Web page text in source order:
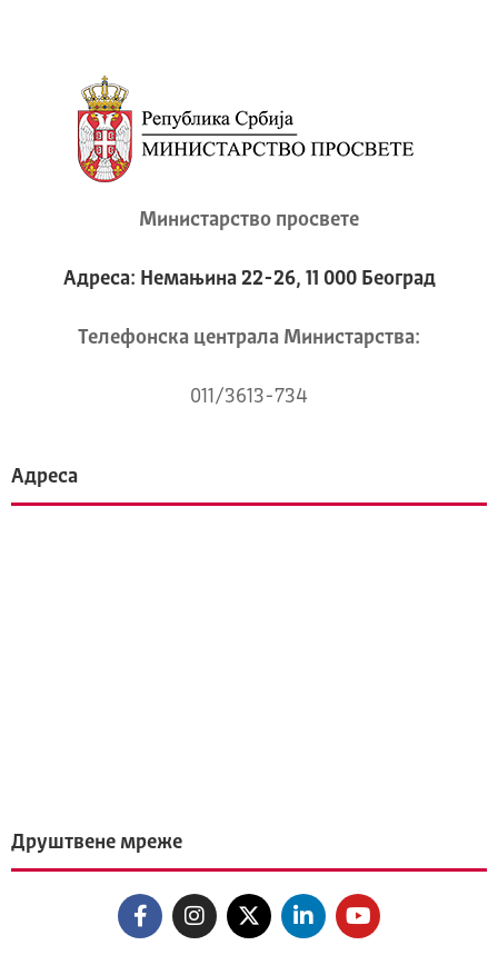
Министарство просвете
Адреса: Немањина 22-26, 11 000 Београд
Телeфонска централа Mинистарства:
011/3613-734
Адреса
Друштвене мреже